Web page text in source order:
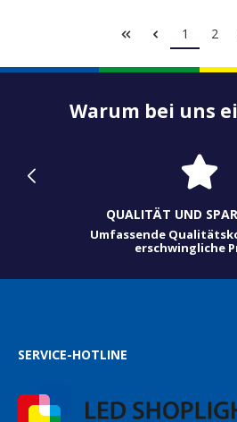
Seite
1 Seite
2
Warum bei uns
QUALITÄT UND
Umfassende
erschwingliche
SERVICE-HOTLINE